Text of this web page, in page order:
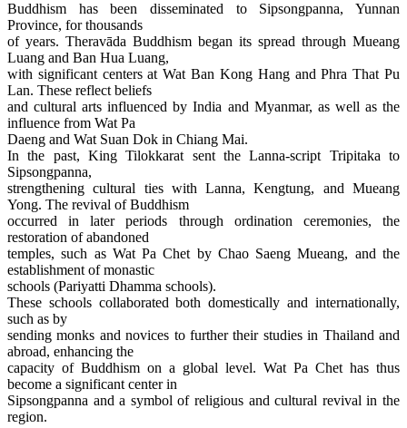
Buddhism has been disseminated to Sipsongpanna, Yunnan
Province, for thousands
of years. Theravāda Buddhism began its spread through Mueang
Luang and Ban Hua Luang,
with significant centers at Wat Ban Kong Hang and Phra That Pu
Lan. These reflect beliefs
and cultural arts influenced by India and Myanmar, as well as the
influence from Wat Pa
Daeng and Wat Suan Dok in Chiang Mai.
In the past, King Tilokkarat sent the Lanna-script Tripitaka to
Sipsongpanna,
strengthening cultural ties with Lanna, Kengtung, and Mueang
Yong. The revival of Buddhism
occurred in later periods through ordination ceremonies, the
restoration of abandoned
temples, such as Wat Pa Chet by Chao Saeng Mueang, and the
establishment of monastic
schools (Pariyatti Dhamma schools).
These schools collaborated both domestically and internationally,
such as by
sending monks and novices to further their studies in Thailand and
abroad, enhancing the
capacity of Buddhism on a global level. Wat Pa Chet has thus
become a significant center in
Sipsongpanna and a symbol of religious and cultural revival in the
region.